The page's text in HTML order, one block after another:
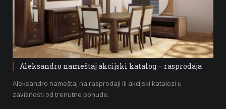
Aleksandro nameštaj akcijski katalog – rasprodaja
Aleksandro nameštaj na rasprodaji ili akcijski katalozi u
zavisnosti od trenutne ponude.